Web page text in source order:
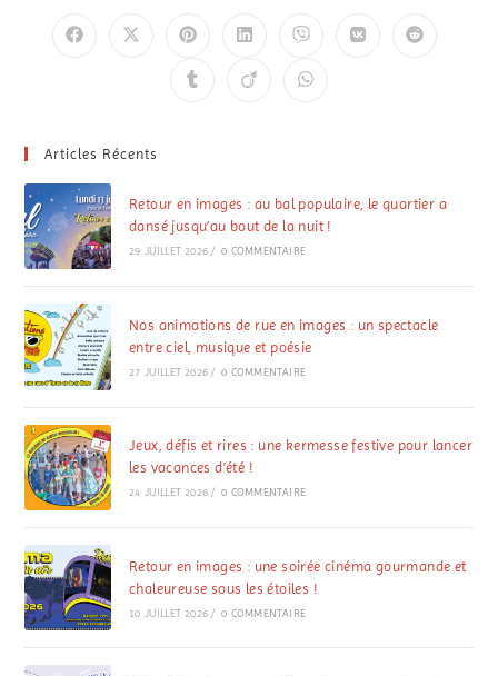
Articles Récents
Retour en images : au bal populaire, le quartier a
dansé jusqu’au bout de la nuit !
29 JUILLET 2026 / 0 COMMENTAIRE
Nos animations de rue en images : un spectacle
entre ciel, musique et poésie
27 JUILLET 2026 / 0 COMMENTAIRE
Jeux, défis et rires : une kermesse festive pour lancer
les vacances d’été !
24 JUILLET 2026 / 0 COMMENTAIRE
Retour en images : une soirée cinéma gourmande et
chaleureuse sous les étoiles !
10 JUILLET 2026 / 0 COMMENTAIRE